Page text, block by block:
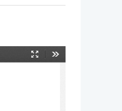
Način